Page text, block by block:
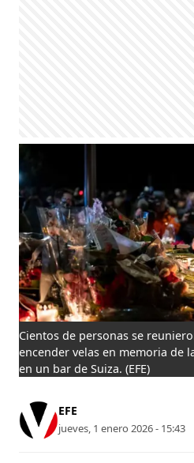
Cientos de personas se
encender velas en memoria de
en un bar de Suiza. (EFE)
EFE
jueves, 1 enero 2026 - 15:43